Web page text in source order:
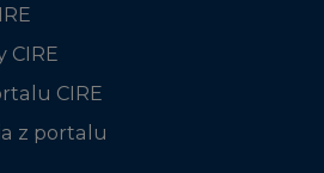
CIRE
CIRE
z portalu